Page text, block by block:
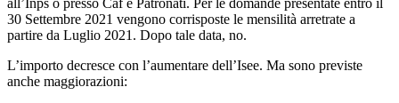
all’Inps o presso Caf e Patronati. Per le domande presentate entro il
30 Settembre 2021 vengono corrisposte le mensilità arretrate a
partire da Luglio 2021. Dopo tale data, no.
L’importo decresce con l’aumentare dell’Isee. Ma sono previste
anche maggiorazioni: